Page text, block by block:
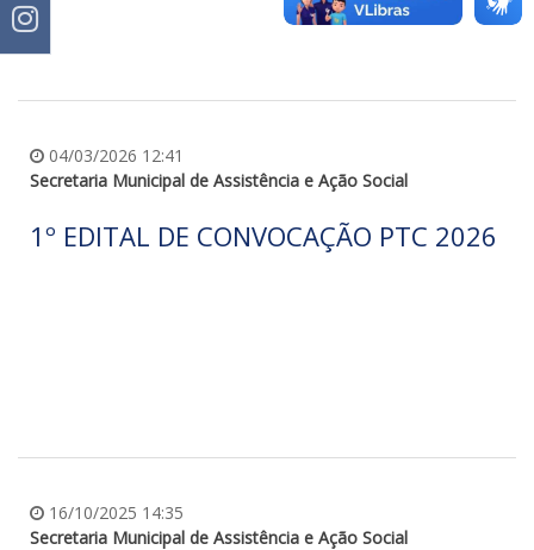
04/03/2026 12:41
Secretaria Municipal de Assistência e Ação Social
1º EDITAL DE CONVOCAÇÃO PTC 2026
16/10/2025 14:35
Secretaria Municipal de Assistência e Ação Social